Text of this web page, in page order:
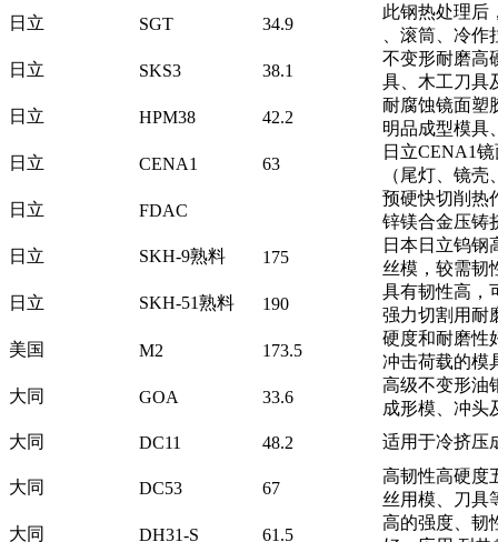
日立 SGT 34.9
此钢热处理后
、滚筒、冷
日立
SKS3 38.1
不变形耐磨高
具、木工刀具
日立
HPM38 42.2
耐腐蚀镜面塑
明品成型模具
日立
CENA1 63
日立CENA1
（尾灯、镜
日立
FDAC
预硬快切削热
锌镁合金压铸
日立
SKH-9熟料 175
日本日立钨钢
丝模，较需韧
日立
SKH-51熟料 190
具有韧性高，
强力切割用耐
美国
M2 173.5
硬度和耐磨性
冲击荷载的模
大同
GOA 33.6
高级不变形油
成形模、冲头
大同
DC11 48.2 适用于冷挤压
大同 DC53 67
高韧性高硬度
丝用模、刀具
大同
DH31-S 61.5
高的强度、韧